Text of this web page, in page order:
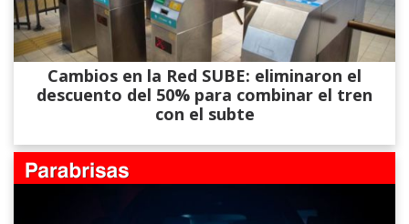
Cambios en la Red SUBE: eliminaron el
descuento del 50% para combinar el tren
con el subte